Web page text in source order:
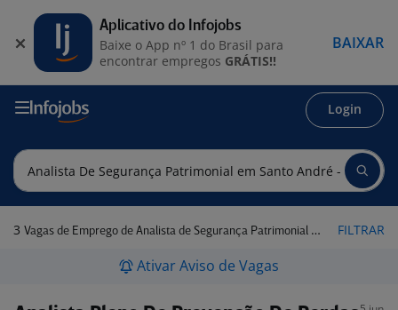
Login
3 Vagas de Emprego de Analista de Segurança Patrimonial em Santo André - SP FILTRAR
Ativar Aviso de Vagas
Aplicativo do Infojobs
Baixe o App nº 1 do Brasil para
encontrar empregos GRÁTIS!!
BAIXAR